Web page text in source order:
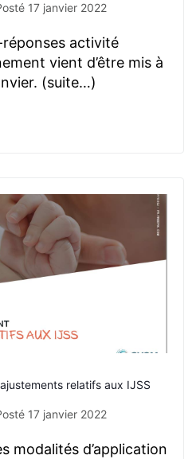
17 janvier 2022
activité
vient d’être mis à
(suite…)
relatifs aux IJSS
17 janvier 2022
modalités d’application